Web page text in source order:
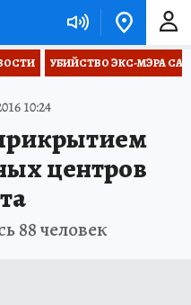
УБИЙСТВО ЭКС-МЭРА
10:24
центров
88 человек